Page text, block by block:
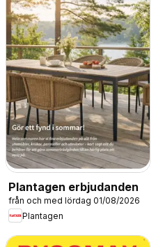
Plantagen erbjudanden
från och med lördag 01/08/2026
Plantagen